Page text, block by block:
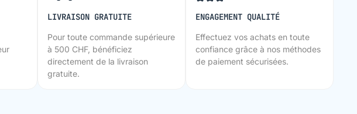
LIVRAISON GRATUITE
Pour toute commande supérieure
à 500 CHF, bénéficiez
directement de la livraison
gratuite.
ENGAGEMENT QUALITÉ
Effectuez vos achats en toute
confiance grâce à nos méthodes
de paiement sécurisées.